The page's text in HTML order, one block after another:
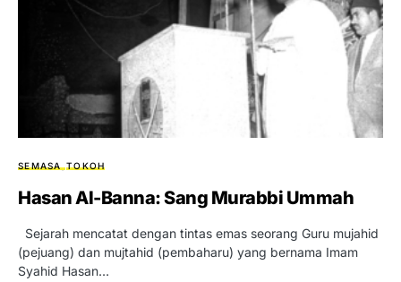
SEMASA TOKOH
Hasan Al-Banna: Sang Murabbi Ummah
Sejarah mencatat dengan tintas emas seorang Guru mujahid
(pejuang) dan mujtahid (pembaharu) yang bernama Imam
Syahid Hasan…